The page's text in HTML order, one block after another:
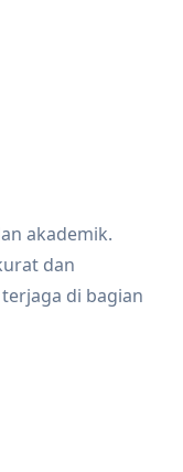
akademik.
dan
di bagian